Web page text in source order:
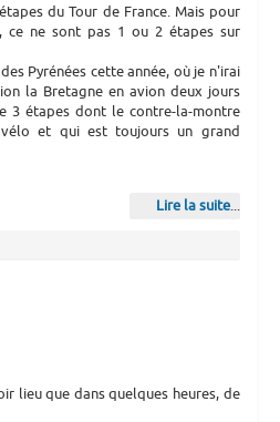
du Tour de France. Mais pour
ce ne sont pas 1 ou 2 étapes sur
Pyrénées cette année, où je n'irai
la Bretagne en avion deux jours
3 étapes dont le contre-la-montre
et qui est toujours un grand
Lire la suite...
lieu que dans quelques heures, de